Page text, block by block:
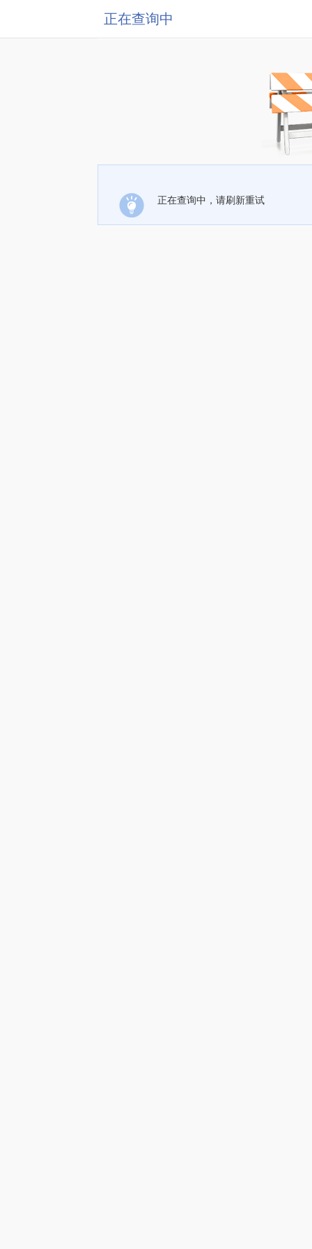
正在查询中
正在查询中，请刷新重试